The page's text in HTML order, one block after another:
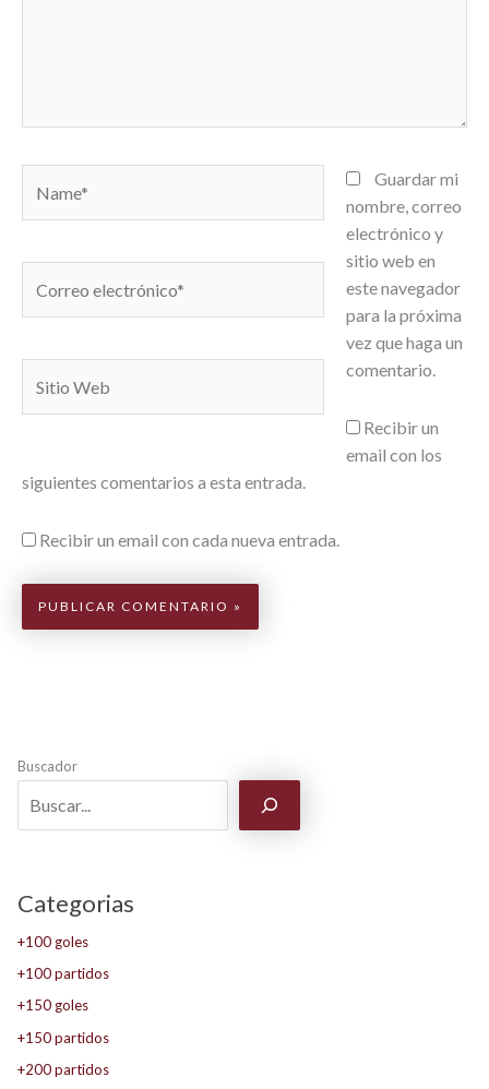
electrónico*
Web
Guardar mi
nombre, correo
electrónico y
sitio web en
este navegador
para la próxima
vez que haga un
comentario.
Recibir un
email con los
siguientes comentarios a esta entrada.
Recibir un email con cada nueva entrada.
Buscador
Categorias
+100 goles
+100 partidos
+150 goles
+150 partidos
+200 partidos